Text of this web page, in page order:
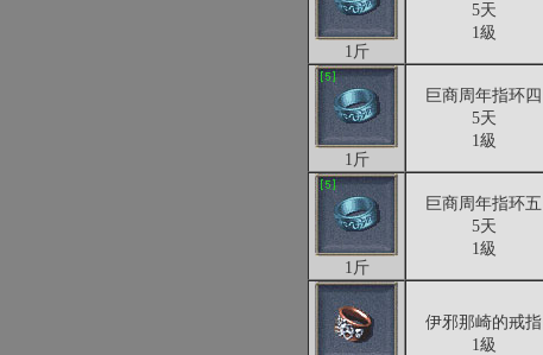
1斤
5天
1級
1斤
巨商周年指环四
5天
1級
1斤
巨商周年指环五
5天
1級
伊邪那崎的戒指
1級